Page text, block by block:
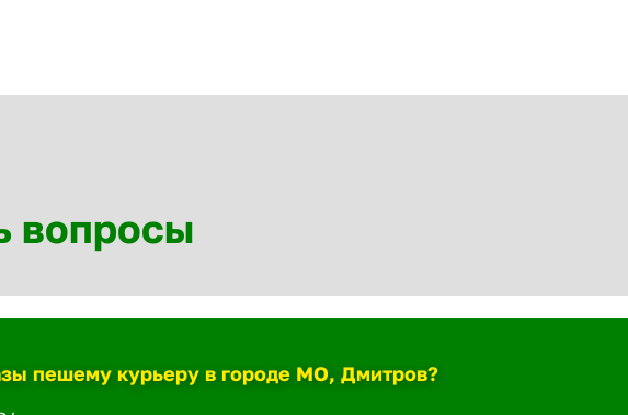
вопросы
пешему курьеру в городе МО, Дмитров?